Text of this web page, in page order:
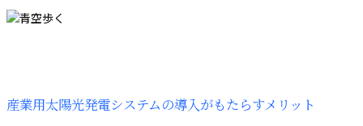
産業用太陽光発電システムの導入がもたらすメリット